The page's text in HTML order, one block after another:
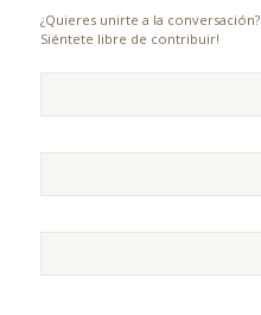
¿Quieres unirte a la conversación?
Siéntete libre de contribuir!